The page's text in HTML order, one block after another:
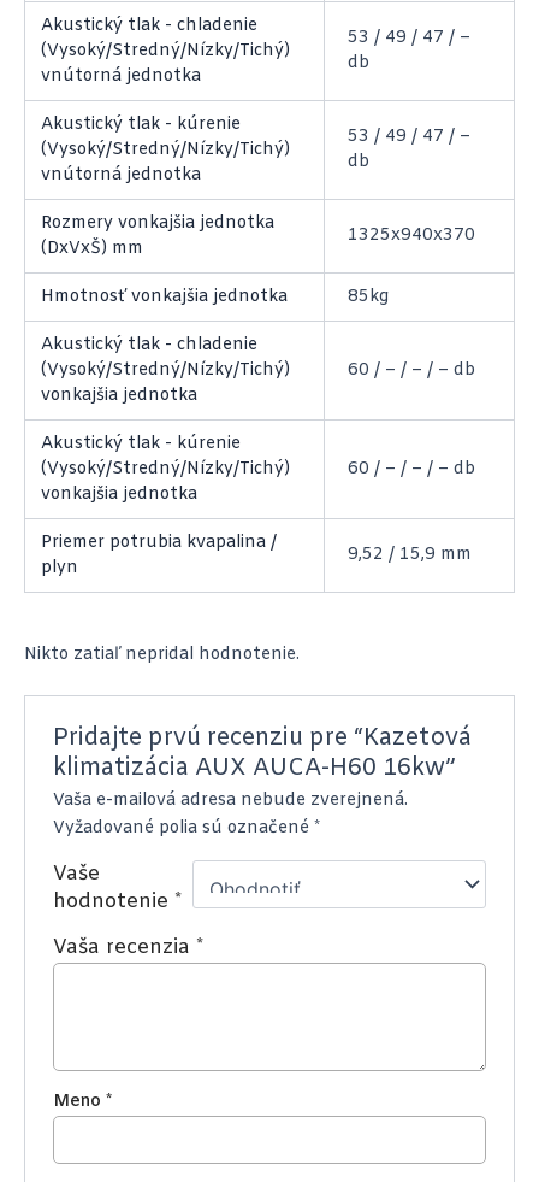
Akustický tlak - chladenie
(Vysoký/Stredný/Nízky/Tichý)
vnútorná jednotka
53 / 49 / 47 / –
db
Akustický tlak - kúrenie
(Vysoký/Stredný/Nízky/Tichý)
vnútorná jednotka
53 / 49 / 47 / –
db
Rozmery vonkajšia jednotka
(DxVxŠ) mm
1325x940x370
Hmotnosť vonkajšia jednotka 85kg
Akustický tlak - chladenie
(Vysoký/Stredný/Nízky/Tichý)
vonkajšia jednotka
60 / – / – / – db
Akustický tlak - kúrenie
(Vysoký/Stredný/Nízky/Tichý)
vonkajšia jednotka
60 / – / – / – db
Priemer potrubia kvapalina /
plyn
9,52 / 15,9 mm
Nikto zatiaľ nepridal hodnotenie.
Pridajte prvú recenziu pre “Kazetová
klimatizácia AUX AUCA-H60 16kw”
Vaša e-mailová adresa nebude zverejnená.
Vyžadované polia sú označené*
Vaše
hodnotenie *
Vaša recenzia *
Meno*